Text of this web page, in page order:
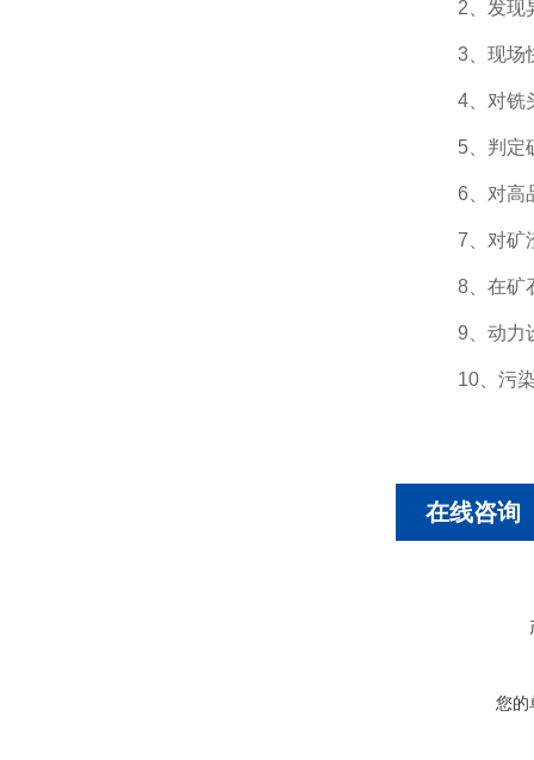
2、发现
3、现场
4、对铣
5、判定
6、对高
7、对矿
8、在矿
9、动力
10、污
在线咨询
您的